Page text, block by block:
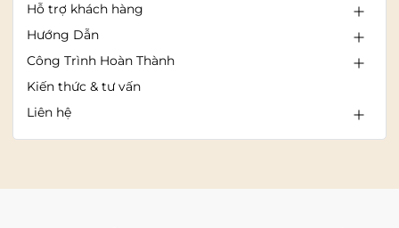
Hỗ trợ khách hàng
Hướng Dẫn
Công Trình Hoàn Thành
Kiến thức & tư vấn
Liên hệ